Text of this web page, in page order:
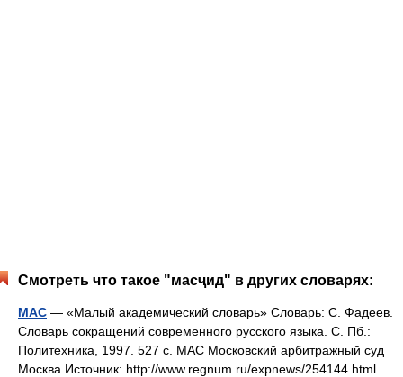
Смотреть что такое "масҷид" в других словарях:
МАС — «Малый академический словарь» Словарь: С. Фадеев.
Словарь сокращений современного русского языка. С. Пб.:
Политехника, 1997. 527 с. МАС Московский арбитражный суд
Москва Источник: http://www.regnum.ru/expnews/254144.html